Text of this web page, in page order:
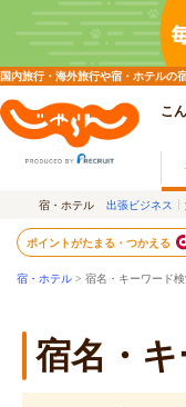
国内旅行・海外旅行や宿・ホテル
こ
宿・ホテル 出張ビジネス
ポイントがたまる・つかえる
宿・ホテル > 宿名・キーワード検
宿名・